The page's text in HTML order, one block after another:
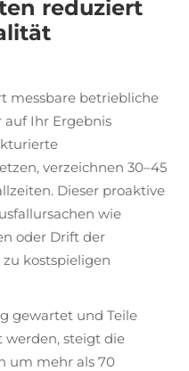
reduziert
messbare betriebliche
auf Ihr Ergebnis
verzeichnen 30–45
Dieser proaktive
wie
oder Drift der
kostspieligen
gewartet und Teile
steigt die
um mehr als 70